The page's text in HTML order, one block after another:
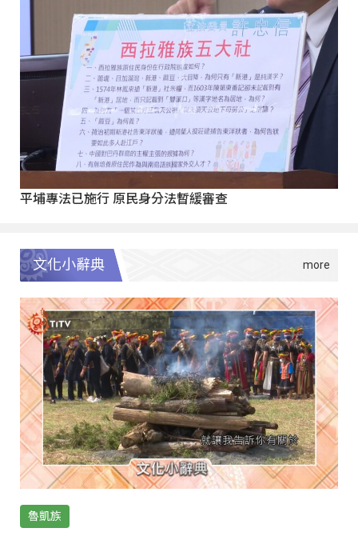
平埔專法已施行 原民身分法暫緩審查
文化小辭典
魯凱族